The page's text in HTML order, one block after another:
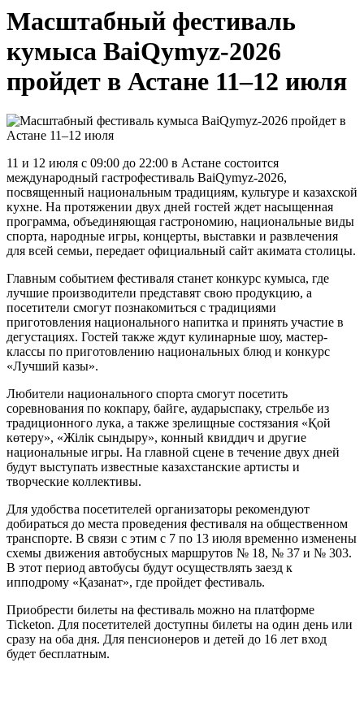
Масштабный фестиваль
кумыса BaiQymyz-2026
пройдет в Астане 11–12 июля
11 и 12 июля с 09:00 до 22:00 в Астане состоится
международный гастрофестиваль BaiQymyz-2026,
посвященный национальным традициям, культуре и казахской
кухне. На протяжении двух дней гостей ждет насыщенная
программа, объединяющая гастрономию, национальные виды
спорта, народные игры, концерты, выставки и развлечения
для всей семьи, передает официальный сайт акимата столицы.
Главным событием фестиваля станет конкурс кумыса, где
лучшие производители представят свою продукцию, а
посетители смогут познакомиться с традициями
приготовления национального напитка и принять участие в
дегустациях. Гостей также ждут кулинарные шоу, мастер-
классы по приготовлению национальных блюд и конкурс
«Лучший казы».
Любители национального спорта смогут посетить
соревнования по кокпару, байге, аударыспаку, стрельбе из
традиционного лука, а также зрелищные состязания «Қой
көтеру», «Жілік сындыру», конный квиддич и другие
национальные игры. На главной сцене в течение двух дней
будут выступать известные казахстанские артисты и
творческие коллективы.
Для удобства посетителей организаторы рекомендуют
добираться до места проведения фестиваля на общественном
транспорте. В связи с этим с 7 по 13 июля временно изменены
схемы движения автобусных маршрутов № 18, № 37 и № 303.
В этот период автобусы будут осуществлять заезд к
ипподрому «Қазанат», где пройдет фестиваль.
Приобрести билеты на фестиваль можно на платформе
Ticketon. Для посетителей доступны билеты на один день или
сразу на оба дня. Для пенсионеров и детей до 16 лет вход
будет бесплатным.